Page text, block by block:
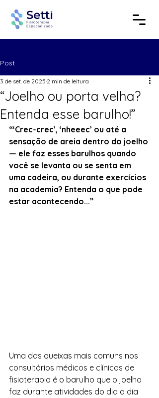
Post
“Joelho ou porta velha?
Entenda esse barulho!”
3 de set. de 2025 2 min de leitura
“‘Crec-crec’, ‘nheeec’ ou até a
sensação de areia dentro do joelho
— ele faz esses barulhos quando
você se levanta ou se senta em
uma cadeira, ou durante exercícios
na academia? Entenda o que pode
estar acontecendo...”
Uma das queixas mais comuns nos
consultórios médicos e clínicas de
fisioterapia é o barulho que o joelho
faz durante atividades do dia a dia